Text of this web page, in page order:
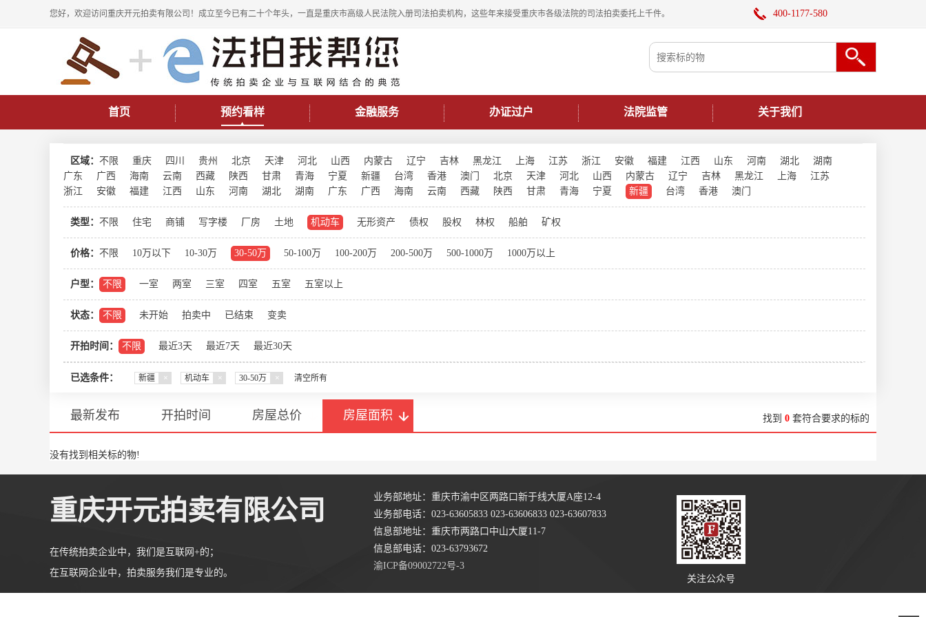
您好，欢迎访问重庆开元拍卖有限公司！成立至今已有二十个年头，一直是重庆市高级人民法院入册司法拍卖机构，这些年来接受重庆市各级法院的司法拍卖委托上千件。 400-1177-580
首页 预约看样 金融服务 办证过户 法院监管 关于我们
区域： 不限 重庆 四川 贵州 北京 天津 河北 山西 内蒙古 辽宁 吉林 黑龙江 上海 江苏 浙江 安徽 福建 江西 山东 河南 湖北
湖南
广东
广西 海南 云南 西藏 陕西 甘肃 青海 宁夏 新疆 台湾 香港 澳门 北京 天津 河北 山西 内蒙古 辽宁 吉林 黑龙江 上海
江苏
浙江
安徽 福建 江西 山东 河南 湖北 湖南 广东 广西 海南 云南 西藏 陕西 甘肃 青海 宁夏 新疆 台湾 香港 澳门
类型： 不限 住宅 商铺 写字楼 厂房 土地 机动车 无形资产 债权 股权 林权 船舶 矿权
价格： 不限 10万以下 10-30万 30-50万 50-100万 100-200万 200-500万 500-1000万 1000万以上
户型： 不限 一室 两室 三室 四室 五室 五室以上
状态： 不限 未开始 拍卖中 已结束 变卖
开拍时间： 不限 最近3天 最近7天 最近30天
已选条件： 新疆 × 机动车 × 30-50万 × 清空所有
最新发布 开拍时间 房屋总价 房屋面积 找到 0 套符合要求的标的
没有找到相关标的物!
重庆开元拍卖有限公司
在传统拍卖企业中，我们是互联网+的；
在互联网企业中，拍卖服务我们是专业的。
业务部地址：重庆市渝中区两路口新于线大厦A座12-4
业务部电话：023-63605833 023-63606833 023-63607833
信息部地址：重庆市两路口中山大厦11-7
信息部电话：023-63793672
渝ICP备09002722号-3
关注公众号